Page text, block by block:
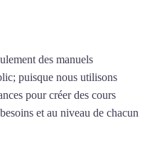
des manuels
puisque nous utilisons
pour créer des cours
et au niveau de chacun